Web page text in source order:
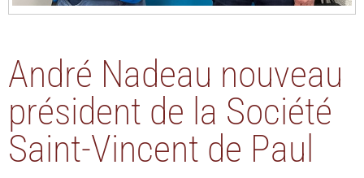
André Nadeau nouveau
président de la Société
Saint-Vincent de Paul